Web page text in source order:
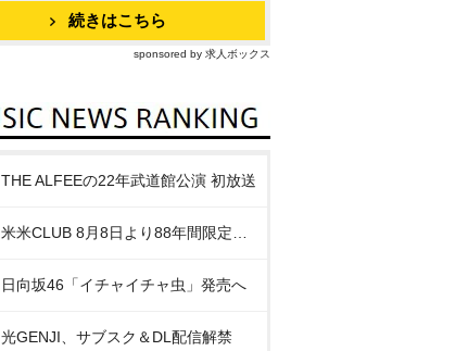
続きはこちら
sponsored by 求人ボックス
THE ALFEEの22年武道館公演 初放送
日向坂46「イチャイチャ虫」発売へ
光GENJI、サブスク＆DL配信解禁